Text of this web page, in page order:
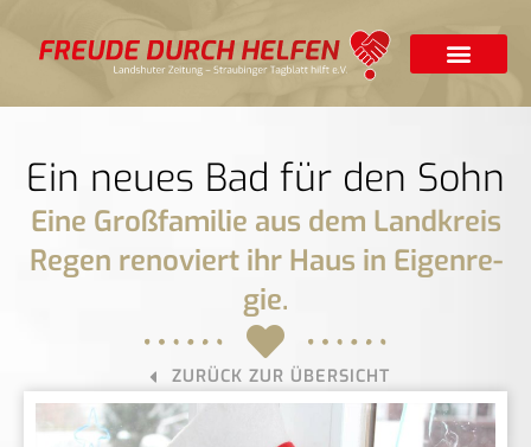
Ein neues Bad für den Sohn
Eine Großfa­mi­lie aus dem Land­kreis
Regen re­no­viert ihr Haus in Ei­gen­re­
gie.
ZURÜCK ZUR ÜBERSICHT